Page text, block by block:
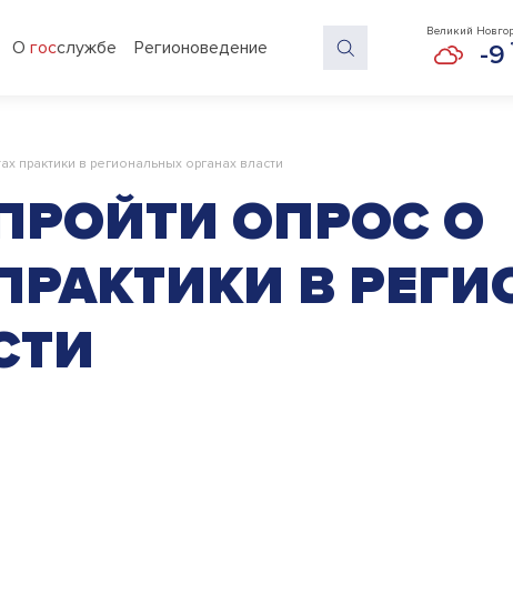
О госслужбе Регионоведение
Великий
-9
практики в региональных органах власти
ОПРОС О
В